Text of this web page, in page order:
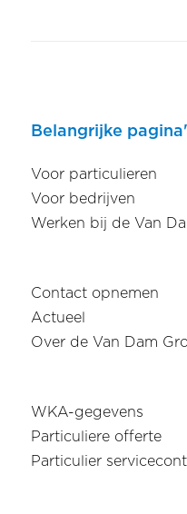
Belangrijke
Voor particulieren
Voor bedrijven
Werken bij de Van
Contact opnemen
Actueel
Over de Van Dam
WKA-gegevens
Particuliere offerte
Particulier